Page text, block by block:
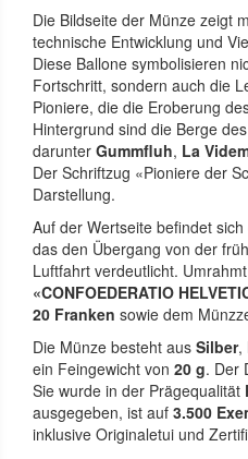
Die Bildseite der Münze zeigt
technische Entwicklung und
Diese Ballone symbolisieren
Fortschritt, sondern auch die
Pioniere, die die Eroberung
Hintergrund sind die Berge
darunter Gummfluh, La
Der Schriftzug «Pioniere der
Darstellung.
Auf der Wertseite befindet
das den Übergang von der
Luftfahrt verdeutlicht.
«CONFOEDERATIO
20 Franken sowie dem
Die Münze besteht aus Silber,
ein Feingewicht von 20 g. Der
Sie wurde in der Prägequalität
ausgegeben, ist auf 3.500
inklusive Originaletui und